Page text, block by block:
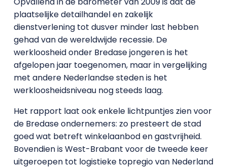
plaatselijke detailhandel en zakelijk
dienstverlening tot dusver minder last hebben
gehad van de wereldwijde recessie. De
werkloosheid onder Bredase jongeren is het
afgelopen jaar toegenomen, maar in vergelijking
met andere Nederlandse steden is het
werkloosheidsniveau nog steeds laag.
Het rapport laat ook enkele lichtpuntjes zien voor
de Bredase ondernemers: zo presteert de stad
goed wat betreft winkelaanbod en gastvrijheid.
Bovendien is West-Brabant voor de tweede keer
uitgeroepen tot logistieke topregio van Nederland